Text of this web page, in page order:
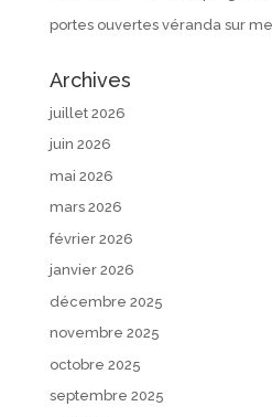
portes ouvertes véranda sur
Archives
juillet 2026
juin 2026
mai 2026
mars 2026
février 2026
janvier 2026
décembre 2025
novembre 2025
octobre 2025
septembre 2025